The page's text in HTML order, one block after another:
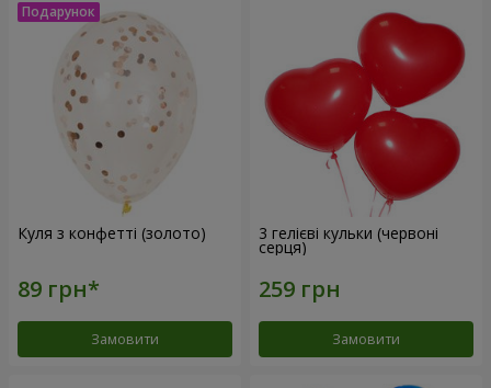
Куля з конфетті (золото)
Замовити
3 гелієві кульки (червоні
серця)
Замовити